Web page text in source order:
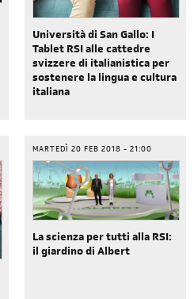
Università di San Gallo: I
Tablet RSI alle cattedre
svizzere di italianistica per
sostenere la lingua e cultura
italiana
MARTEDÌ 20 FEB 2018 - 21:00
La scienza per tutti alla RSI:
il giardino di Albert